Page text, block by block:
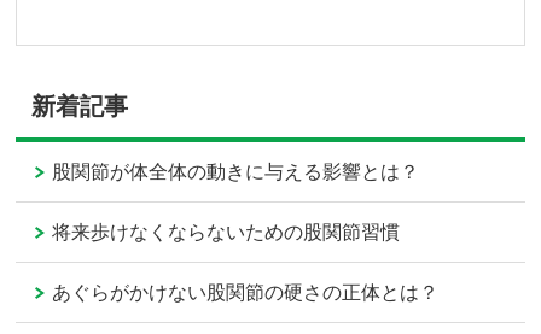
新着記事
股関節が体全体の動きに与える影響とは？
将来歩けなくならないための股関節習慣
あぐらがかけない股関節の硬さの正体とは？